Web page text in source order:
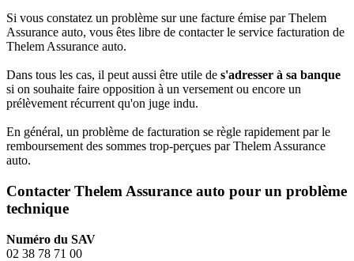
Si vous constatez un problème sur une facture émise par Thelem
Assurance auto, vous êtes libre de contacter le service facturation de
Thelem Assurance auto.
Dans tous les cas, il peut aussi être utile de s'adresser à sa banque
si on souhaite faire opposition à un versement ou encore un
prélèvement récurrent qu'on juge indu.
En général, un problème de facturation se règle rapidement par le
remboursement des sommes trop-perçues par Thelem Assurance
auto.
Contacter Thelem Assurance auto pour un problème
technique
Numéro du SAV
02 38 78 71 00